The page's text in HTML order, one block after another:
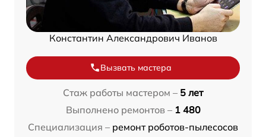
Константин Александрович Иванов
Вызвать мастера
Стаж работы мастером – 5 лет
Выполнено ремонтов – 1 480
Специализация – ремонт роботов-пылесосов